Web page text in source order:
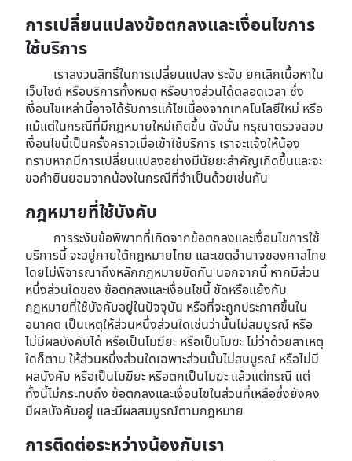
การเปลี่ยนแปลงข้อตกลงและเงื่อนไขการ
ใช้บริการ
เราสงวนสิทธิ์ในการเปลี่ยนแปลง ระงับ ยกเลิกเนื้อหาใน
เว็บไซต์ หรือบริการทั้งหมด หรือบางส่วนได้ตลอดเวลา ซึ่ง
เงื่อนไขเหล่านี้อาจได้รับการแก้ไขเนื่องจากเทคโนโลยีใหม่ หรือ
แม้แต่ในกรณีที่มีกฎหมายใหม่เกิดขึ้น ดังนั้น กรุณาตรวจสอบ
เงื่อนไขนี้เป็นครั้งคราวเมื่อเข้าใช้บริการ เราจะแจ้งให้น้อง
ทราบหากมีการเปลี่ยนแปลงอย่างมีนัยยะสำคัญเกิดขึ้นและจะ
ขอคำยินยอมจากน้องในกรณีที่จำเป็นด้วยเช่นกัน
กฎหมายที่ใช้บังคับ
การระงับข้อพิพาทที่เกิดจากข้อตกลงและเงื่อนไขการใช้
บริการนี้ จะอยู่ภายใต้กฎหมายไทย และเขตอำนาจของศาลไทย
โดยไม่พิจารณาถึงหลักกฎหมายขัดกัน นอกจากนี้ หากมีส่วน
หนึ่งส่วนใดของ ข้อตกลงและเงื่อนไขนี้ ขัดหรือแย้งกับ
กฎหมายที่ใช้บังคับอยู่ในปัจจุบัน หรือที่จะถูกประกาศขึ้นใน
อนาคต เป็นเหตุให้ส่วนหนึ่งส่วนใดเช่นว่านั้นไม่สมบูรณ์ หรือ
ไม่มีผลบังคับได้ หรือเป็นโมฆียะ หรือเป็นโมฆะ ไม่ว่าด้วยสาเหตุ
ใดก็ตาม ให้ส่วนหนึ่งส่วนใดเฉพาะส่วนนั้นไม่สมบูรณ์ หรือไม่มี
ผลบังคับ หรือเป็นโมฆียะ หรือตกเป็นโมฆะ แล้วแต่กรณี แต่
ทั้งนี้ไม่กระทบถึง ข้อตกลงและเงื่อนไขในส่วนที่เหลือซึ่งยังคง
มีผลบังคับอยู่ และมีผลสมบูรณ์ตามกฎหมาย
การติดต่อระหว่างน้องกับเรา